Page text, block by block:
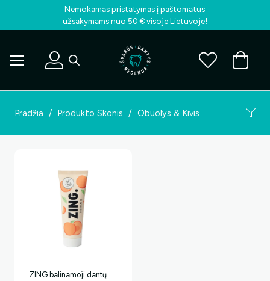
Nemokamas pristatymas į paštomatus
užsakymams nuo 50 € visoje Lietuvoje!
Pradžia / Produkto Skonis / Obuolys & Kivis
ZING balinamoji dantų